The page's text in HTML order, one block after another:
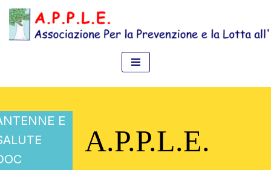
Vai
E
A.P.P.L.E.